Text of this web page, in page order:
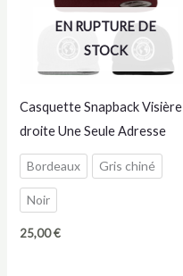
EN RUPTURE DE
STOCK
Casquette Snapback Visière
droite Une Seule Adresse
Bordeaux Gris chiné
Noir
25,00€